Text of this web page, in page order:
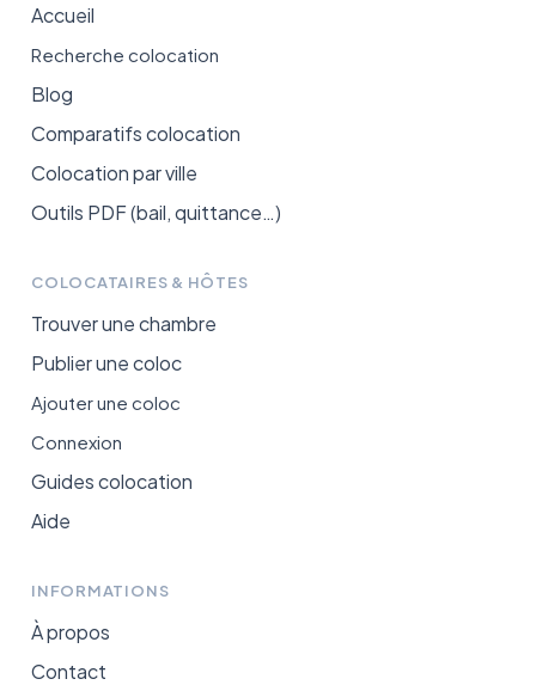
Accueil
Recherche colocation
Blog
Comparatifs colocation
Colocation par ville
Outils PDF (bail, quittance…)
COLOCATAIRES & HÔTES
Trouver une chambre
Publier une coloc
Ajouter une coloc
Connexion
Guides colocation
Aide
INFORMATIONS
À propos
Contact